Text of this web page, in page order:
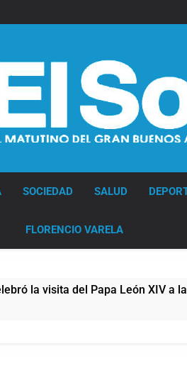
SOCIEDAD SALUD
FLORENCIO VARELA
Papa León XIV a la Argentina